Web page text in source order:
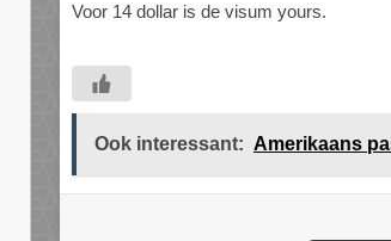
Voor 14 dollar is de visum yours.
Ook interessant: Amerikaans